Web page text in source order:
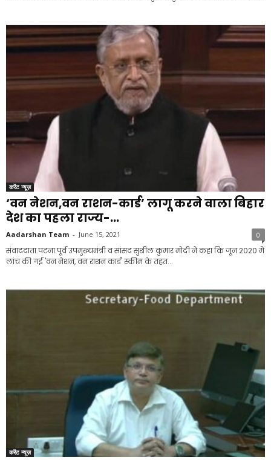
करेंट न्यूज़
‘वन नेशन,वन राशन-कार्ड’ लागू करने वाला बिहार
देश का पहला राज्य-...
Aadarshan Team - June 15, 2021 0
संवाददाता.पटना.पूर्व उपमुख्यमंत्री व सांसद सुशील कुमार मोदी ने कहा कि जून 2020 में
लांच की गई 'वन नेशन, वन राशन कार्ड' स्कीम के तहत...
करेंट न्यूज़